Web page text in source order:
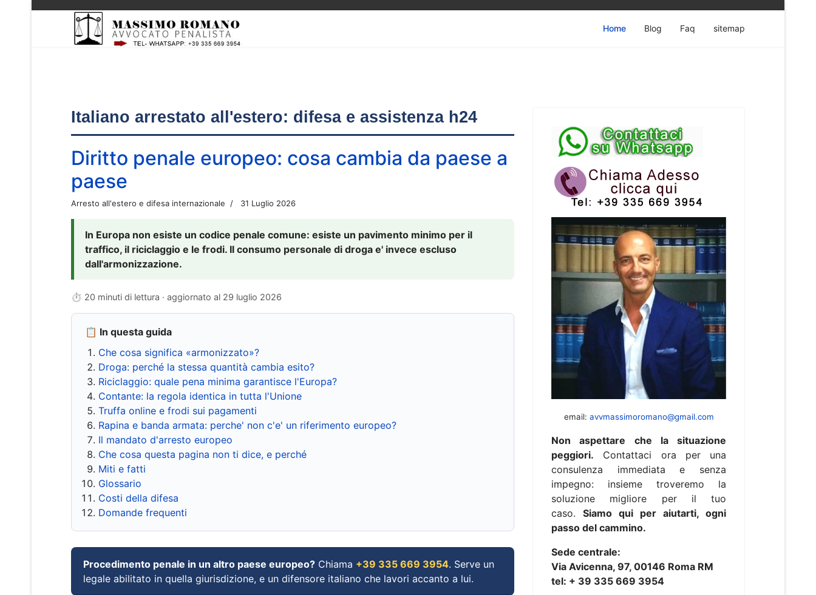
Home Blog Faq sitemap
Italiano arrestato all'estero: difesa e assistenza h24
Diritto penale europeo: cosa cambia da paese a
paese
Arresto all'estero e difesa internazionale 31 Luglio 2026
In Europa non esiste un codice penale comune: esiste un pavimento minimo per il
traffico, il riciclaggio e le frodi. Il consumo personale di droga e' invece escluso
dall'armonizzazione.
⏱ 20 minuti di lettura · aggiornato al 29 luglio 2026
📋 In questa guida
Che cosa significa «armonizzato»?
Droga: perché la stessa quantità cambia esito?
Riciclaggio: quale pena minima garantisce l'Europa?
Contante: la regola identica in tutta l'Unione
Truffa online e frodi sui pagamenti
Rapina e banda armata: perche' non c'e' un riferimento europeo?
Il mandato d'arresto europeo
Che cosa questa pagina non ti dice, e perché
Miti e fatti
Glossario
Costi della difesa
Domande frequenti
Procedimento penale in un altro paese europeo? Chiama +39 335 669 3954. Serve un
legale abilitato in quella giurisdizione, e un difensore italiano che lavori accanto a lui.
email: avvmassimoromano@gmail.com
Non aspettare che la situazione
peggiori. Contattaci ora per una
consulenza immediata e senza
impegno: insieme troveremo la
soluzione migliore per il tuo
caso. Siamo qui per aiutarti, ogni
passo del cammino.
Sede centrale:
Via Avicenna, 97, 00146 Roma RM
tel: + 39 335 669 3954